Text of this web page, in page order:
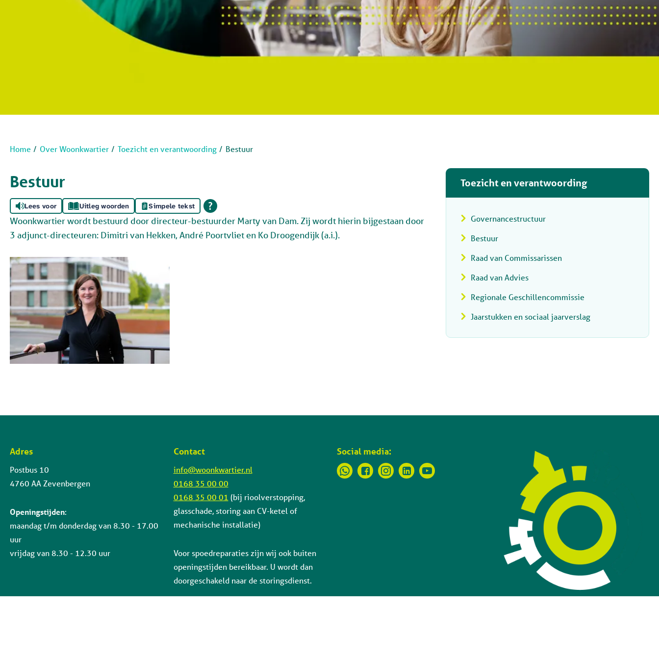
Home Over Woonkwartier Toezicht en verantwoording Bestuur
Bestuur
Lees voor Uitleg woorden Simpele tekst
Woonkwartier wordt bestuurd door directeur-bestuurder Marty van Dam. Zij wordt hierin bijgestaan door
3 adjunct-directeuren: Dimitri van Hekken, André Poortvliet en Ko Droogendijk (a.i.).
Toezicht en verantwoording
Governancestructuur
Bestuur
Raad van Commissarissen
Raad van Advies
Regionale Geschillencommissie
Jaarstukken en sociaal jaarverslag
Contactinformatie
Adres
Postbus 10
4760 AA Zevenbergen
Openingstijden:
maandag t/m donderdag van 8.30 - 17.00
uur
vrijdag van 8.30 - 12.30 uur
Contact
info@woonkwartier.nl
0168 35 00 00
0168 35 00 01 (bij rioolverstopping,
glasschade, storing aan CV-ketel of
mechanische installatie)
Voor spoedreparaties zijn wij ook buiten
openingstijden bereikbaar. U wordt dan
doorgeschakeld naar de storingsdienst.
Social media: